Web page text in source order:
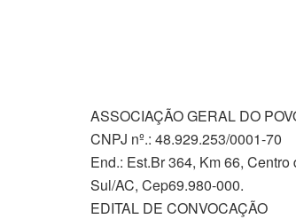
ASSOCIAÇÃO GERAL DO
CNPJ nº.: 48.929.253/0001-70
End.: Est.Br 364, Km 66,
Sul/AC, Cep69.980-000.
EDITAL DE CONVOCAÇÃO